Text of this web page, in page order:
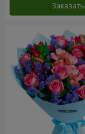
Заказать